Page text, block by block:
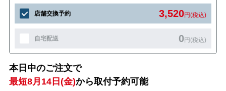
店舗交換予約 3,520円(税込)
自宅配送 0円(税込)
本日中のご注文で
最短8月14日(金)から取付予約可能